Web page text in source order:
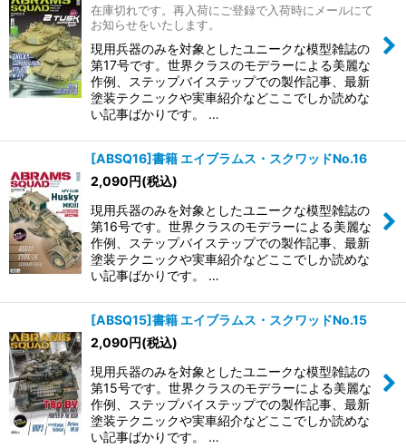
在庫切れです。再入荷にご登録で入荷時にメールにて
お知らせをいたします。
現用兵器のみを対象としたユニークな模型雑誌の
第17号です。世界クラスのモデラーによる美麗な
作例、ステップバイステップでの製作記事、最新
塗装テクニックや実車紹介などここでしか読めな
い記事ばかりです。 …
[ABSQ16]書籍 エイブラムス・スクワッドNo.16
2,090円(税込)
現用兵器のみを対象としたユニークな模型雑誌の
第16号です。世界クラスのモデラーによる美麗な
作例、ステップバイステップでの製作記事、最新
塗装テクニックや実車紹介などここでしか読めな
い記事ばかりです。 …
[ABSQ15]書籍 エイブラムス・スクワッドNo.15
2,090円(税込)
現用兵器のみを対象としたユニークな模型雑誌の
第15号です。世界クラスのモデラーによる美麗な
作例、ステップバイステップでの製作記事、最新
塗装テクニックや実車紹介などここでしか読めな
い記事ばかりです。 …